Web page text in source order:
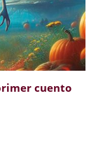
cuento